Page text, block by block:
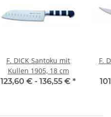
F. DICK Santoku mit
Kullen 1905, 18 cm
123,60 € - 136,55 € *
F.